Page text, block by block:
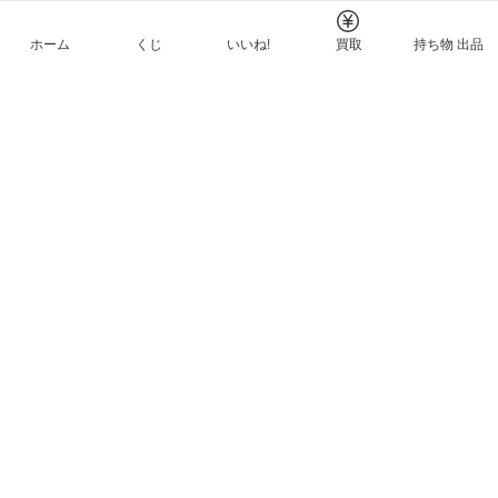
ホーム くじ いいね! 買取 持ち物 出品